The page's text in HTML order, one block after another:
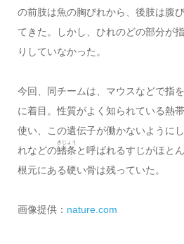
の前肢は魚の胸びれから、後肢は腹
てきた。しかし、ひれのどの部分が
りしていなかった。
今回、同チームは、マウスなどで指
に着目。性質がよく知られている熱
使い、この遺伝子が働かないように
れなどの鰭条
きじょう
と呼ばれるすじがほと
根元にある硬い骨は残っていた。
画像提供： nature.com